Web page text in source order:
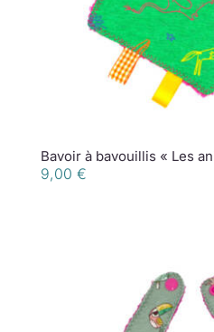
Bavoir à bavouillis « Les
9,00 €